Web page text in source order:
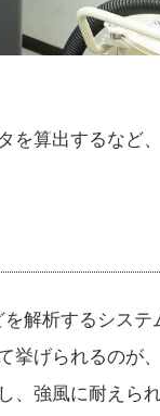
算出するなど、
解析するシステ
挙げられるのが、
、強風に耐えら